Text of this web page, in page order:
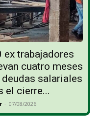
trabajadores
cuatro meses
salariales
el cierre...
- 07/08/2026